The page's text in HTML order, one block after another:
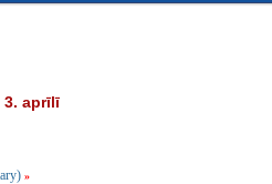
3. aprīlī
»